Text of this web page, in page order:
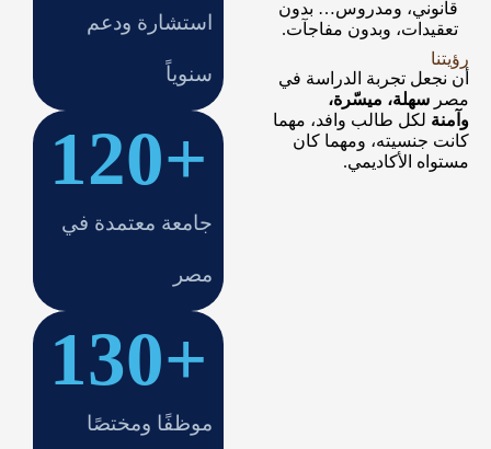
قانوني، ومدروس… بدون
تعقيدات، وبدون مفاجآت.
رؤيتنا
أن نجعل تجربة الدراسة في
مصر سهلة، ميسّرة،
وآمنة لكل طالب وافد، مهما
كانت جنسيته، ومهما كان
مستواه الأكاديمي.
استشارة ودعم
سنوياً
جامعة معتمدة في
مصر
+
120
موظفًا ومختصًا
+
130